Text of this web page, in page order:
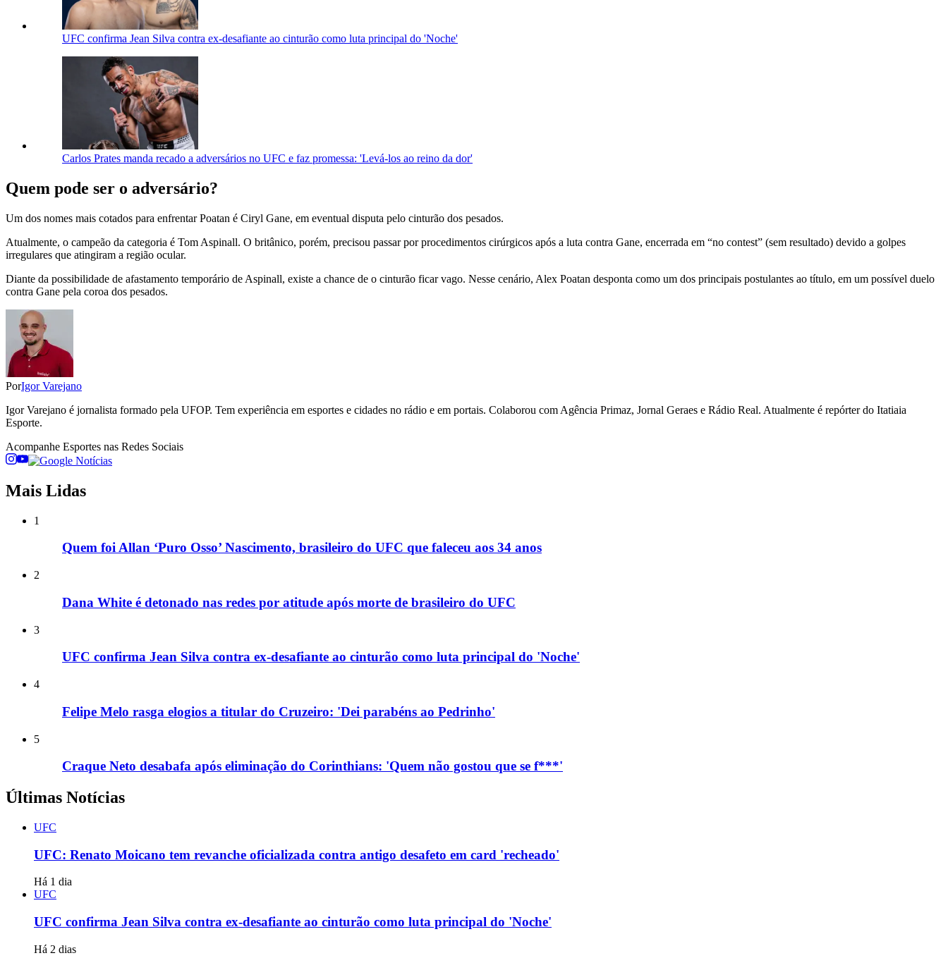
UFC confirma Jean Silva contra ex-desafiante ao cinturão como luta principal do 'Noche'
Carlos Prates manda recado a adversários no UFC e faz promessa: 'Levá-los ao reino da dor'
Quem pode ser o adversário?
Um dos nomes mais cotados para enfrentar Poatan é Ciryl Gane, em eventual disputa pelo cinturão dos pesados.
Atualmente, o campeão da categoria é Tom Aspinall. O britânico, porém, precisou passar por procedimentos cirúrgicos após a luta contra Gane, encerrada em “no contest” (sem resultado) devido a golpes
irregulares que atingiram a região ocular.
Diante da possibilidade de afastamento temporário de Aspinall, existe a chance de o cinturão ficar vago. Nesse cenário, Alex Poatan desponta como um dos principais postulantes ao título, em um possível duelo
contra Gane pela coroa dos pesados.
PorIgor Varejano
Igor Varejano é jornalista formado pela UFOP. Tem experiência em esportes e cidades no rádio e em portais. Colaborou com Agência Primaz, Jornal Geraes e Rádio Real. Atualmente é repórter do Itatiaia
Esporte.
Acompanhe Esportes nas Redes Sociais
Mais Lidas
1
Quem foi Allan ‘Puro Osso’ Nascimento, brasileiro do UFC que faleceu aos 34 anos
2
Dana White é detonado nas redes por atitude após morte de brasileiro do UFC
3
UFC confirma Jean Silva contra ex-desafiante ao cinturão como luta principal do 'Noche'
4
Felipe Melo rasga elogios a titular do Cruzeiro: 'Dei parabéns ao Pedrinho'
5
Craque Neto desabafa após eliminação do Corinthians: 'Quem não gostou que se f***'
Últimas Notícias
UFC
UFC: Renato Moicano tem revanche oficializada contra antigo desafeto em card 'recheado'
Há 1 dia
UFC
UFC confirma Jean Silva contra ex-desafiante ao cinturão como luta principal do 'Noche'
Há 2 dias